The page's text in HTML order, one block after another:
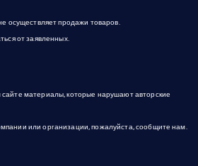
осуществляет продажи товаров.
от заявленных.
материалы, которые нарушают авторские
или организации, пожалуйста, сообщите нам.